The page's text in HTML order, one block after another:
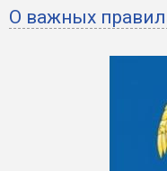
О важных